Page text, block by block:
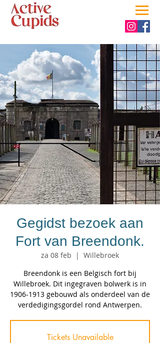
Gegidst bezoek aan
Fort van Breendonk.
za 08 feb
  |
Willebroek
Breendonk is een Belgisch fort bij
Willebroek. Dit ingegraven bolwerk is in
1906-1913 gebouwd als onderdeel van de
verdedigingsgordel rond Antwerpen.
Tickets Unavailable